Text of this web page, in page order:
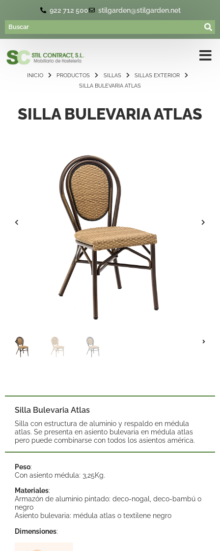
922 712 500 stilgarden@stilgarden.net
INICIO PRODUCTOS SILLAS
SILLAS EXTERIOR
SILLA BULEVARIA ATLAS
SILLA BULEVARIA ATLAS
Silla Bulevaria Atlas
Silla con estructura de aluminio y respaldo en médula
atlas. Se presenta en asiento bulevaria en médula atlas
pero puede combinarse con todos los asientos américa.
Peso:
Con asiento médula: 3,25Kg.
Materiales:
Armazón de aluminio pintado: deco-nogal, deco-bambú o
negro
Asiento bulevaria: médula atlas o textilene negro
Dimensiones: